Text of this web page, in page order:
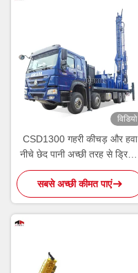
विडियो
CSD1300 गहरी कीचड़ और हवा
नीचे छेद पानी अच्छी तरह से ड्रिलिंग
रिग
सबसे अच्छी कीमत पाएं